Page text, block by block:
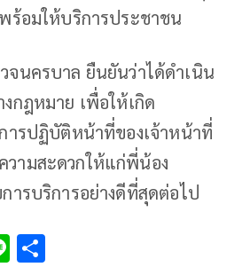
ร้อมให้บริการประชาชน
จนครบาล ยืนยันว่าได้ดำเนิน
กฎหมาย เพื่อให้เกิด
ารปฏิบัติหน้าที่ของเจ้าหน้าที่
วามสะดวกให้แก่พี่น้อง
ารบริการอย่างดีที่สุดต่อไป
Li